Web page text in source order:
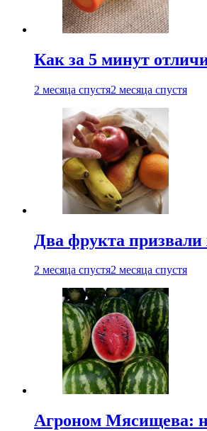
Как за 5 минут
2 месяца спустя2 месяца спустя
Два фрукта призвали
2 месяца спустя2 месяца спустя
Агроном Мясищева: